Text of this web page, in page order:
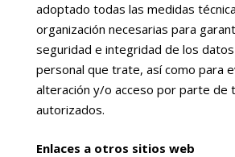
adoptado todas las medidas
organización necesarias para
seguridad e integridad de los
personal que trate, así como para
alteración y/o acceso por parte de
autorizados.
Enlaces a otros sitios web